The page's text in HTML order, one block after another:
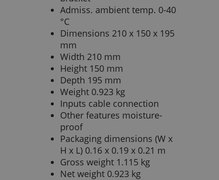
Admiss. ambient temp. 0-40
°C
Dimensions 210 x 150 x 195
mm
Width 210 mm
Height 150 mm
Depth 195 mm
Weight 0.923 kg
Inputs cable connection
Other features moisture-
proof
Packaging dimensions (W x
H x L) 0.16 x 0.19 x 0.21 m
Gross weight 1.115 kg
Net weight 0.923 kg